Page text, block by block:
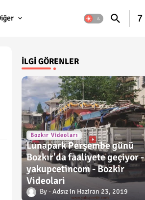
7
İLGI GÖRENLER
Bozkır Videoları
Lunapark Perşembe günü
Bozkır'da faaliyete geçiyor -
yakupcetincom - Bozkir
Videolari
Adsız Haziran 23, 2019